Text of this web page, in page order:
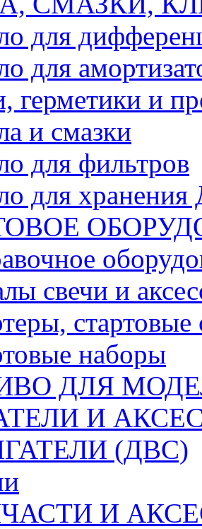
для
для
герметики и
и смазки
для фильтров
для
свечи и
стартовые
наборы
ДЛЯ
И
(ДВС)
И